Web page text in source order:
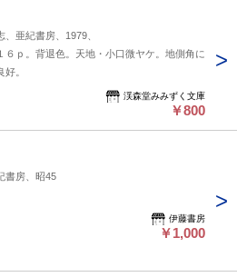
亜紀書房、1979、
６ｐ。背退色。天地・小口微ヤケ。地側角に
。
渓森堂みみずく文庫
￥800
書房、昭45
伊藤書房
￥1,000